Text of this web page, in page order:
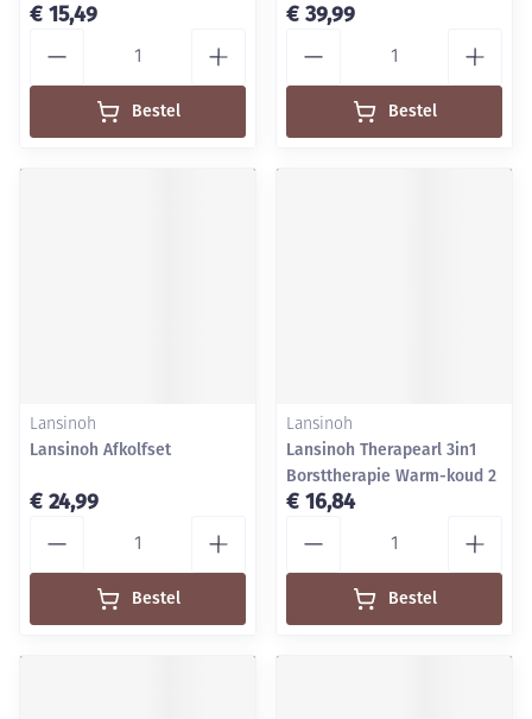
€ 15,49
Bestel
€ 39,99
Bestel
Lansinoh
Lansinoh Afkolfset
€ 24,99
Bestel
Lansinoh
Lansinoh Therapearl 3in1
Borsttherapie Warm-koud 2
€ 16,84
Bestel